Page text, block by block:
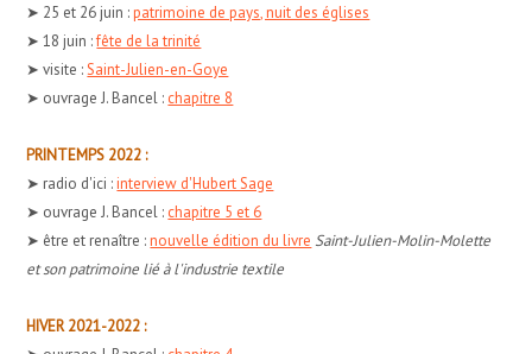
➤ 25 et 26 juin :patrimoine de pays, nuit des églises
➤ 18 juin :fête de la trinité
➤ visite :Saint-Julien-en-Goye
➤ ouvrage J. Bancel : chapitre 8
PRINTEMPS 2022 :
➤ radio d'ici :interview d'Hubert Sage
➤ ouvrage J. Bancel : chapitre 5 et 6
➤ être et renaître :nouvelle édition du livre Saint-Julien-Molin-Molette
et son patrimoine lié à l'industrie textile
HIVER 2021-2022 :